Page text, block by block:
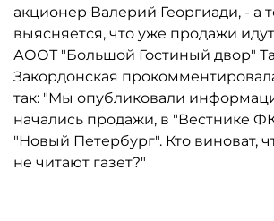
акционер Валерий Георгиади, - а
выясняется, что уже продажи
АООТ "Большой Гостиный двор"
Закордонская
так: "Мы опубликовали
начались продажи, в "Вестнике
"Новый Петербург". Кто виноват,
не читают газет?"